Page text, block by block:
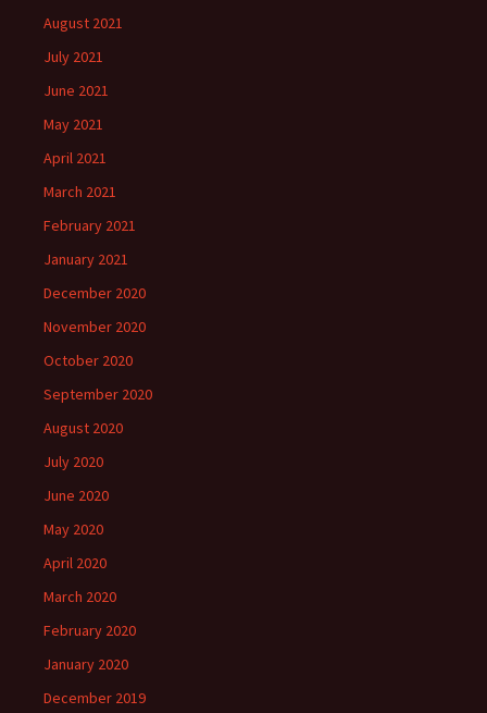
August 2021
July 2021
June 2021
May 2021
April 2021
March 2021
February 2021
January 2021
December 2020
November 2020
October 2020
September 2020
August 2020
July 2020
June 2020
May 2020
April 2020
March 2020
February 2020
January 2020
December 2019